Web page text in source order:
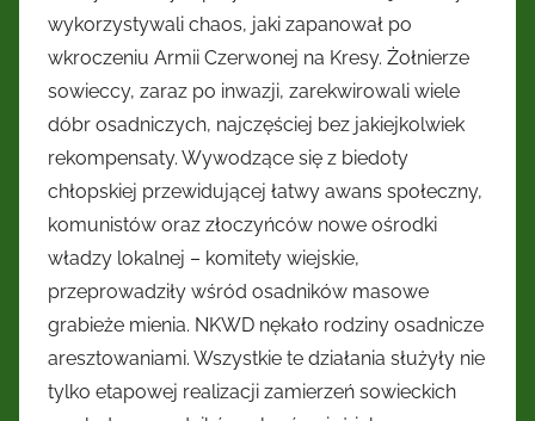
wykorzystywali chaos, jaki zapanował po
wkroczeniu Armii Czerwonej na Kresy. Żołnierze
sowieccy, zaraz po inwazji, zarekwirowali wiele
dóbr osadniczych, najczęściej bez jakiejkolwiek
rekompensaty. Wywodzące się z biedoty
chłopskiej przewidującej łatwy awans społeczny,
komunistów oraz złoczyńców nowe ośrodki
władzy lokalnej – komitety wiejskie,
przeprowadziły wśród osadników masowe
grabieże mienia. NKWD nękało rodziny osadnicze
aresztowaniami. Wszystkie te działania służyły nie
tylko etapowej realizacji zamierzeń sowieckich